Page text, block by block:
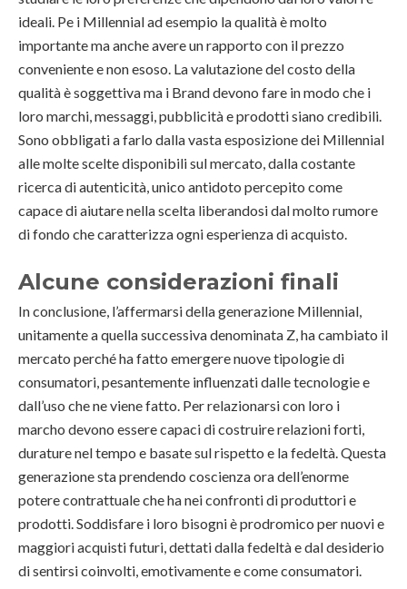
ideali. Pe i Millennial ad esempio la qualità è molto
importante ma anche avere un rapporto con il prezzo
conveniente e non esoso. La valutazione del costo della
qualità è soggettiva ma i Brand devono fare in modo che i
loro marchi, messaggi, pubblicità e prodotti siano credibili.
Sono obbligati a farlo dalla vasta esposizione dei Millennial
alle molte scelte disponibili sul mercato, dalla costante
ricerca di autenticità, unico antidoto percepito come
capace di aiutare nella scelta liberandosi dal molto rumore
di fondo che caratterizza ogni esperienza di acquisto.
Alcune considerazioni finali
In conclusione, l’affermarsi della generazione Millennial,
unitamente a quella successiva denominata Z, ha cambiato il
mercato perché ha fatto emergere nuove tipologie di
consumatori, pesantemente influenzati dalle tecnologie e
dall’uso che ne viene fatto. Per relazionarsi con loro i
marcho devono essere capaci di costruire relazioni forti,
durature nel tempo e basate sul rispetto e la fedeltà. Questa
generazione sta prendendo coscienza ora dell’enorme
potere contrattuale che ha nei confronti di produttori e
prodotti. Soddisfare i loro bisogni è prodromico per nuovi e
maggiori acquisti futuri, dettati dalla fedeltà e dal desiderio
di sentirsi coinvolti, emotivamente e come consumatori.